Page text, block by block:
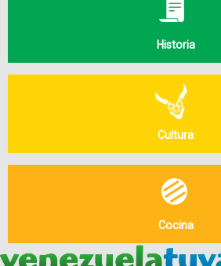
Historia
Cultura
Cocina